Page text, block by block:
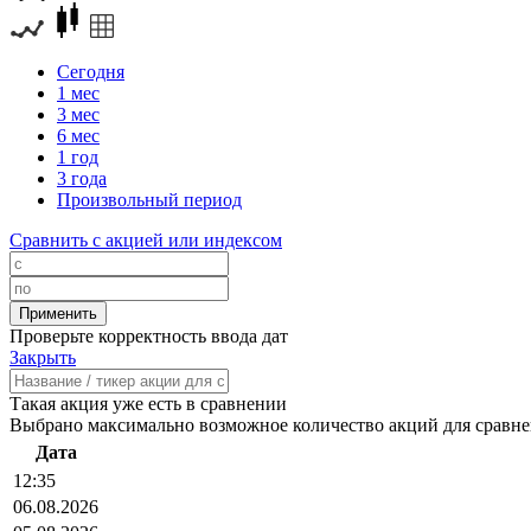
Сегодня
1 мес
3 мес
6 мес
1 год
3 года
Произвольный период
Сравнить с акцией или индексом
Проверьте корректность ввода дат
Закрыть
Такая акция уже есть в сравнении
Выбрано максимально возможное количество акций для
Дата
12:35
06.08.2026